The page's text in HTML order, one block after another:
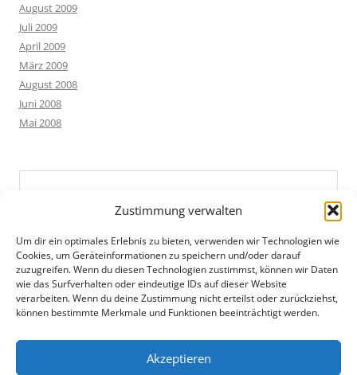
Zustimmung verwalten
Um dir ein optimales Erlebnis zu bieten, verwenden wir Technologien wie
Cookies, um Geräteinformationen zu speichern und/oder darauf
zuzugreifen. Wenn du diesen Technologien zustimmst, können wir Daten
wie das Surfverhalten oder eindeutige IDs auf dieser Website
verarbeiten. Wenn du deine Zustimmung nicht erteilst oder zurückziehst,
können bestimmte Merkmale und Funktionen beeinträchtigt werden.
Akzeptieren
August 2009
Juli 2009
April 2009
März 2009
August 2008
Juni 2008
Mai 2008